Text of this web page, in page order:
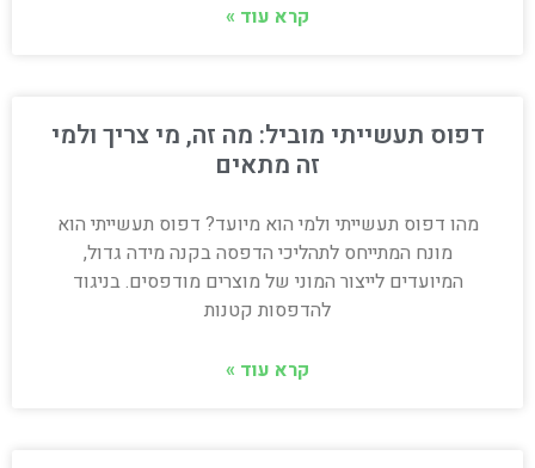
קרא עוד »
דפוס תעשייתי מוביל: מה זה, מי צריך ולמי
זה מתאים
מהו דפוס תעשייתי ולמי הוא מיועד? דפוס תעשייתי הוא
מונח המתייחס לתהליכי הדפסה בקנה מידה גדול,
המיועדים לייצור המוני של מוצרים מודפסים. בניגוד
להדפסות קטנות
קרא עוד »